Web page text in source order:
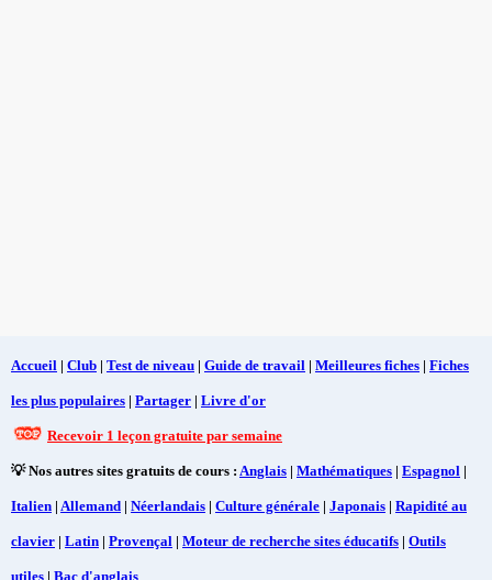
Accueil | Club | Test de niveau | Guide de travail | Meilleures fiches | Fiches
les plus populaires | Partager | Livre d'or
Recevoir 1 leçon gratuite par semaine
💡 Nos autres sites gratuits de cours : Anglais | Mathématiques | Espagnol |
Italien | Allemand | Néerlandais | Culture générale | Japonais | Rapidité au
clavier | Latin | Provençal | Moteur de recherche sites éducatifs | Outils
utiles | Bac d'anglais